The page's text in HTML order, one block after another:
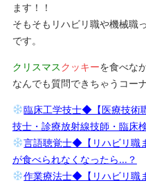
ます！！
そもそもリハビリ職や機械職
です。
クリスマスクッキーを食べな
なんでも質問できちゃうコー
臨床工学技士◆【医療技術
技士・診療放射線技師・臨床
言語聴覚士◆【リハビリ職
が食べられなくなったら…？
作業療法士◆【リハビリ職